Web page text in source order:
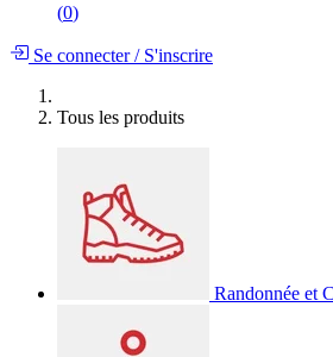
(0)
Se connecter/S'inscrire
Tous les produits
Randonnée et